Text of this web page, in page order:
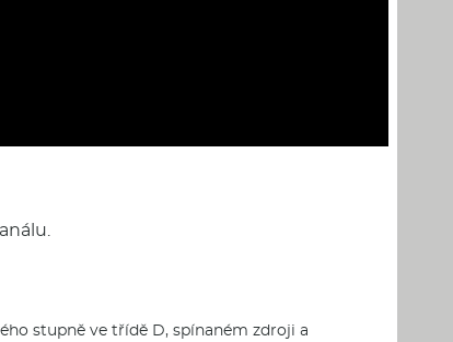
stupně ve třídě D, spínaném zdroji a